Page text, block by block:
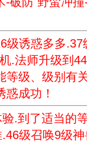
级诱惑多多
.法师升级到
等级、级别有
成功！
.到了适当的
级召唤9级